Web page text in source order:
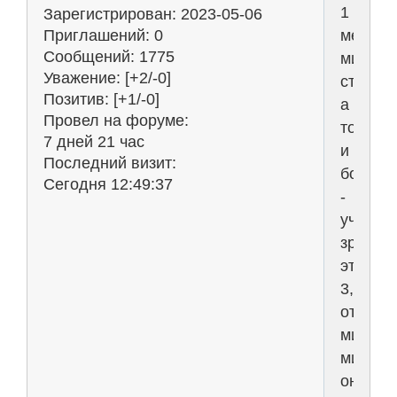
Зарегистрирован: 2023-05-06
Приглашений: 0
Сообщений: 1775
Уважение: [+2/-0]
Позитив: [+1/-0]
Провел на форуме:
7 дней 21 час
Последний визит:
Сегодня 12:49:37
1
место
стоит,
а
то
и
-
этих
от
минус
они